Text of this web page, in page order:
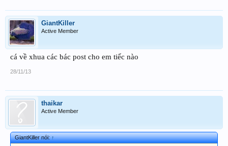
GiantKiller
Active Member
cá về xhua các bác post cho em tiếc nào
28/11/13
thaikar
Active Member
GiantKiller nói:↑